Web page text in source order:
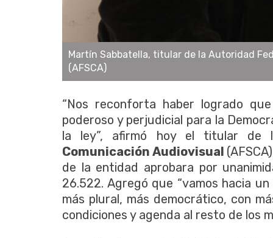
Martín Sabbatella, titular de la Autoridad
(AFSCA)
“Nos reconforta haber logrado
poderoso y perjudicial para la
la ley”, afirmó hoy el titular
Comunicación Audiovisual
de la entidad aprobara por
26.522. Agregó que “vamos hacia
más plural, más democrático, con
condiciones y agenda al resto de los